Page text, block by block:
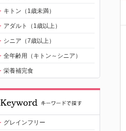
キトン（1歳未満）
アダルト（1歳以上）
シニア（7歳以上）
全年齢用（キトン～シニア）
栄養補完食
グレインフリー